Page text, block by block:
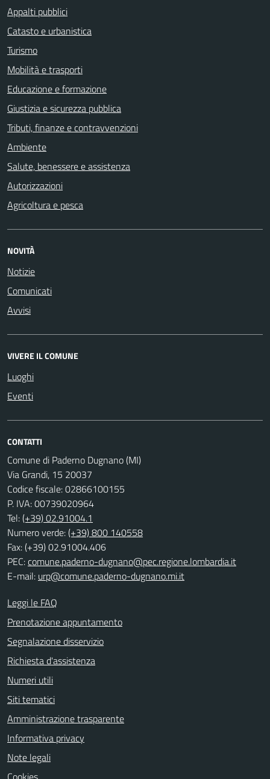
Appalti pubblici
Catasto e urbanistica
Turismo
Mobilità e trasporti
Educazione e formazione
Giustizia e sicurezza pubblica
Tributi, finanze e contravvenzioni
Ambiente
Salute, benessere e assistenza
Autorizzazioni
Agricoltura e pesca
NOVITÀ
Notizie
Comunicati
Avvisi
VIVERE IL COMUNE
Luoghi
Eventi
CONTATTI
Comune di Paderno Dugnano (MI)
Via Grandi, 15 20037
Codice fiscale: 02866100155
P. IVA: 00739020964
Tel:(+39) 02.91004.1
Numero verde:(+39) 800 140558
Fax: (+39) 02.91004.406
PEC:comune.paderno-dugnano@pec.regione.lombardia.it
E-mail: urp@comune.paderno-dugnano.mi.it
Leggi le FAQ
Prenotazione appuntamento
Segnalazione disservizio
Richiesta d'assistenza
Numeri utili
Siti tematici
Amministrazione trasparente
Informativa privacy
Note legali